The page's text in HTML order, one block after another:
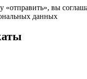
вы
данных